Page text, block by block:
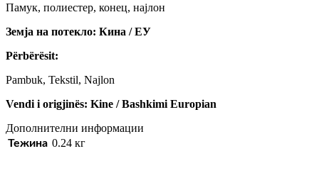
Памук, полиестер, конец, најлон
Земја на потекло: Кина / ЕУ
Përbërësit:
Pambuk, Tekstil, Najlon
Vendi i origjinës: Kine / Bashkimi Europian
Дополнителни информации
Тежина 0.24 кг